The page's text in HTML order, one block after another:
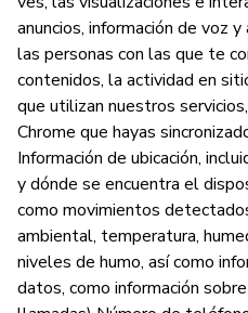
anuncios, información de voz
las personas con las que te
contenidos, la actividad en
que utilizan nuestros
Chrome que hayas
Información de ubicación,
y dónde se encuentra el
como movimientos
ambiental, temperatura,
niveles de humo, así como
datos, como información